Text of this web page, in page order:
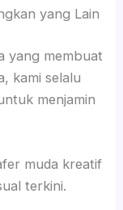
yang Lain
yang membuat
kami selalu
menjamin
muda kreatif
terkini.